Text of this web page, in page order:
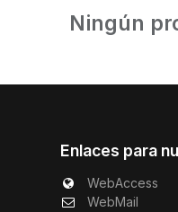
Ningún
Enlaces para
WebAccess
WebMail